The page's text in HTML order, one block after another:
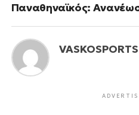
Παναθηναϊκός:
VASKOSPORTS